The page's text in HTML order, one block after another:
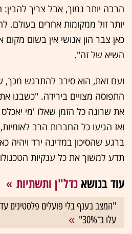
הרבה יותר נמוך, אבל צריך
יותר זול ממקומות אחרים בעולם.
כאן צבר הון אנושי אין בשום
השיא של זה".
ועם זאת, הוא סירב להתרגש מכך,
התפוסה מצויים בירידה. "כשבנו
את שרונה כל הזמן שאלו 'מי
ואז הגיעו כל החברות הרב לאומיות,
ברגע שהסיכון במדינה ירד ויהיה
תדע למשוך את כל ענקיות
עוד בנושא נדל"ן ותשתיות
"המצב בענף בלי פועלים פלסטינים
עלו ב־30%"